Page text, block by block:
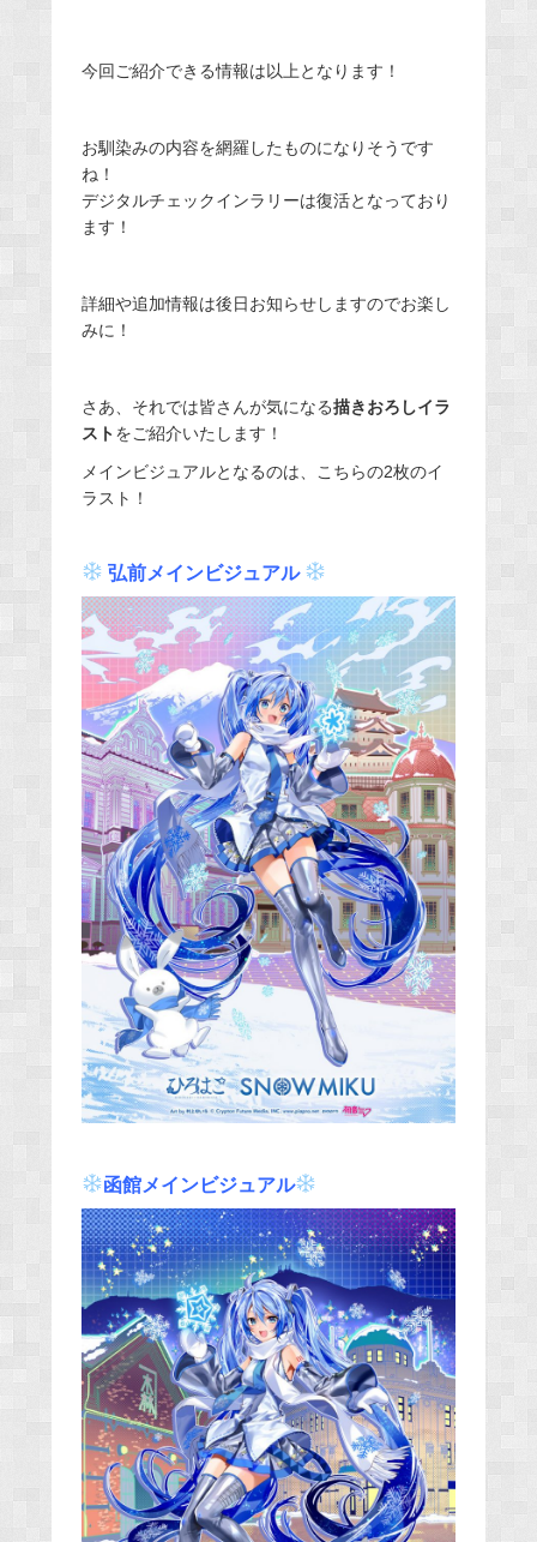
今回ご紹介できる情報は以上となります！
お馴染みの内容を網羅したものになりそうです
ね！
デジタルチェックインラリーは復活となっており
ます！
詳細や追加情報は後日お知らせしますのでお楽し
みに！
さあ、それでは皆さんが気になる描きおろしイラ
ストをご紹介いたします！
メインビジュアルとなるのは、こちらの2枚のイ
ラスト！
弘前メインビジュアル
函館メインビジュアル